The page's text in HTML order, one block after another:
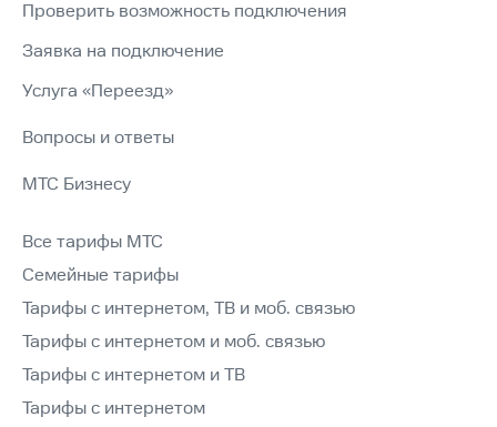
Проверить возможность подключения
Заявка на подключение
Услуга «Переезд»
Вопросы и ответы
МТС Бизнесу
Все тарифы МТС
Семейные тарифы
Тарифы с интернетом, ТВ и моб. связью
Тарифы с интернетом и моб. связью
Тарифы с интернетом и ТВ
Тарифы с интернетом